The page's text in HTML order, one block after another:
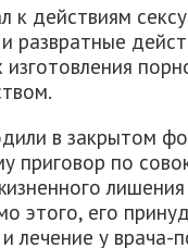
действиям
развратные
в закрытом
приговор по
этого, его
у врача-